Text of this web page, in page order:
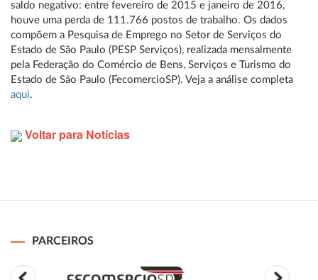
saldo negativo: entre fevereiro de 2015 e janeiro de 2016,
houve uma perda de 111.766 postos de trabalho. Os dados
compõem a Pesquisa de Emprego no Setor de Serviços do
Estado de São Paulo (PESP Serviços), realizada mensalmente
pela Federação do Comércio de Bens, Serviços e Turismo do
Estado de São Paulo (FecomercioSP). Veja a análise completa
aqui.
Voltar para Notícias
PARCEIROS